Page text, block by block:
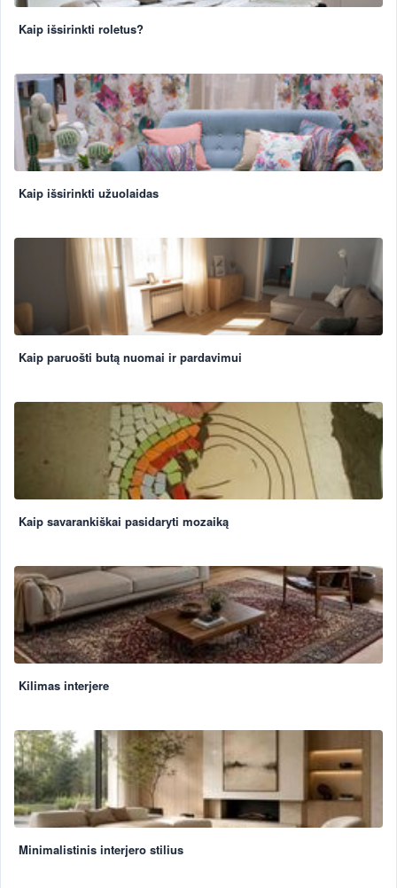
Kaip išsirinkti roletus?
Kaip išsirinkti užuolaidas
Kaip paruošti butą nuomai ir pardavimui
Kaip savarankiškai pasidaryti mozaiką
Kilimas interjere
Minimalistinis interjero stilius